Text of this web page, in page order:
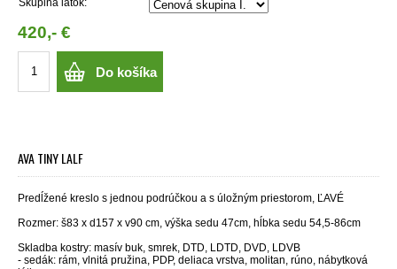
Skupina látok:
420,- €
Do košíka
AVA TINY LALF
Predĺžené kreslo s jednou podrúčkou a s úložným priestorom, ĽAVÉ
Rozmer: š83 x d157 x v90 cm, výška sedu 47cm, hĺbka sedu 54,5-86cm
Skladba kostry: masív buk, smrek, DTD, LDTD, DVD, LDVB
- sedák: rám, vlnitá pružina, PDP, deliaca vrstva, molitan, rúno, nábytková